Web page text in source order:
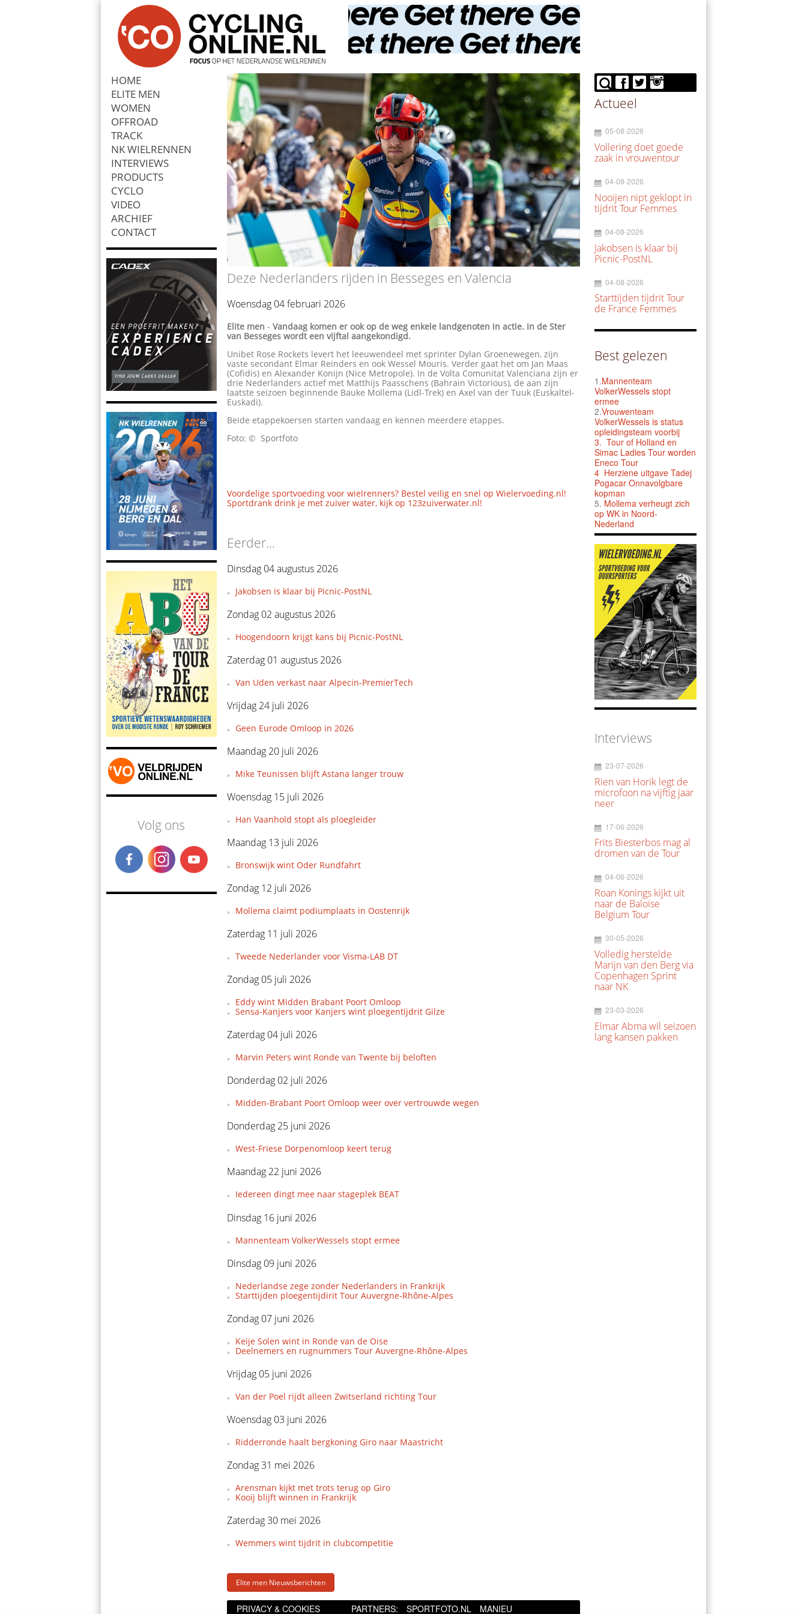
HOME
ELITE MEN
WOMEN
OFFROAD
TRACK
NK WIELRENNEN
INTERVIEWS
PRODUCTS
CYCLO
VIDEO
ARCHIEF
CONTACT
Zoek
Volg ons
Deze Nederlanders rijden in Besseges en Valencia
Woensdag 04 februari 2026
Elite men -Vandaag komen er ook op de weg enkele landgenoten in actie. In de Ster
van Besseges wordt een vijftal aangekondigd.
Unibet Rose Rockets levert het leeuwendeel met sprinter Dylan Groenewegen, zijn
vaste secondant Elmar Reinders en ook Wessel Mouris. Verder gaat het om Jan Maas
(Cofidis) en Alexander Konijn (Nice Metropole). In de Volta Comunitat Valenciana zijn er
drie Nederlanders actief met Matthijs Paasschens (Bahrain Victorious), de aan zijn
laatste seizoen beginnende Bauke Mollema (Lidl-Trek) en Axel van der Tuuk (Euskaltel-
Euskadi).
Beide etappekoersen starten vandaag en kennen meerdere etappes.
Foto: © Sportfoto
Voordelige sportvoeding voor wielrenners? Bestel veilig en snel op Wielervoeding.nl!
Sportdrank drink je met zuiver water, kijk op 123zuiverwater.nl!
Eerder...
Dinsdag 04 augustus 2026
Jakobsen is klaar bij Picnic-PostNL
Zondag 02 augustus 2026
Hoogendoorn krijgt kans bij Picnic-PostNL
Zaterdag 01 augustus 2026
Van Uden verkast naar Alpecin-PremierTech
Vrijdag 24 juli 2026
Geen Eurode Omloop in 2026
Maandag 20 juli 2026
Mike Teunissen blijft Astana langer trouw
Woensdag 15 juli 2026
Han Vaanhold stopt als ploegleider
Maandag 13 juli 2026
Bronswijk wint Oder Rundfahrt
Zondag 12 juli 2026
Mollema claimt podiumplaats in Oostenrijk
Zaterdag 11 juli 2026
Tweede Nederlander voor Visma-LAB DT
Zondag 05 juli 2026
Eddy wint Midden Brabant Poort Omloop
Sensa-Kanjers voor Kanjers wint ploegentijdrit Gilze
Zaterdag 04 juli 2026
Marvin Peters wint Ronde van Twente bij beloften
Donderdag 02 juli 2026
Midden-Brabant Poort Omloop weer over vertrouwde wegen
Donderdag 25 juni 2026
West-Friese Dorpenomloop keert terug
Maandag 22 juni 2026
Iedereen dingt mee naar stageplek BEAT
Dinsdag 16 juni 2026
Mannenteam VolkerWessels stopt ermee
Dinsdag 09 juni 2026
Nederlandse zege zonder Nederlanders in Frankrijk
Starttijden ploegentijdirit Tour Auvergne-Rhône-Alpes
Zondag 07 juni 2026
Keije Solen wint in Ronde van de Oise
Deelnemers en rugnummers Tour Auvergne-Rhône-Alpes
Vrijdag 05 juni 2026
Van der Poel rijdt alleen Zwitserland richting Tour
Woensdag 03 juni 2026
Ridderronde haalt bergkoning Giro naar Maastricht
Zondag 31 mei 2026
Arensman kijkt met trots terug op Giro
Kooij blijft winnen in Frankrijk
Zaterdag 30 mei 2026
Wemmers wint tijdrit in clubcompetitie
Elite men Nieuwsberichten
PRIVACY & COOKIES PARTNERS: SPORTFOTO.NL MANIEU
Actueel
05-08-2026
Vollering doet goede
zaak in vrouwentour
04-08-2026
Nooijen nipt geklopt in
tijdrit Tour Femmes
04-08-2026
Jakobsen is klaar bij
Picnic-PostNL
04-08-2026
Starttijden tijdrit Tour
de France Femmes
Best gelezen
1.Mannenteam
VolkerWessels stopt
ermee
2.Vrouwenteam
VolkerWessels is status
opleidingsteam voorbij
3. Tour of Holland en
Simac Ladies Tour worden
Eneco Tour
4 Herziene uitgave Tadej
Pogacar Onnavolgbare
kopman
5. Mollema verheugt zich
op WK in Noord-
Nederland
Interviews
23-07-2026
Rien van Horik legt de
microfoon na vijftig jaar
neer
17-06-2026
Frits Biesterbos mag al
dromen van de Tour
04-06-2026
Roan Konings kijkt uit
naar de Baloise
Belgium Tour
30-05-2026
Volledig herstelde
Marijn van den Berg via
Copenhagen Sprint
naar NK
23-03-2026
Elmar Abma wil seizoen
lang kansen pakken